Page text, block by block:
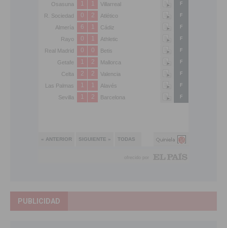
PUBLICIDAD